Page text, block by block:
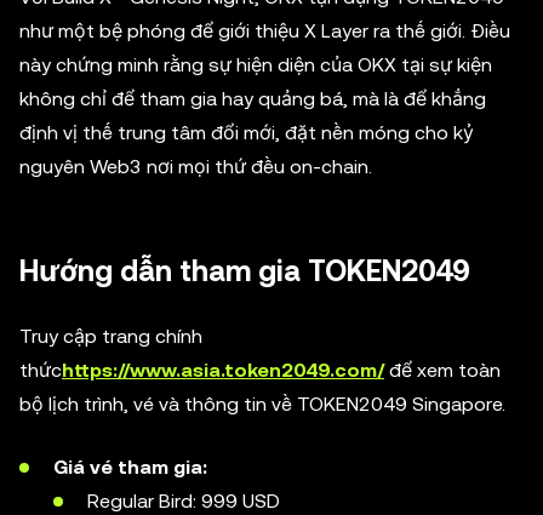
như một bệ phóng để giới thiệu X Layer ra thế giới. Điều
này chứng minh rằng sự hiện diện của OKX tại sự kiện
không chỉ để tham gia hay quảng bá, mà là để khẳng
định vị thế trung tâm đổi mới, đặt nền móng cho kỷ
nguyên Web3 nơi mọi thứ đều on-chain.
Hướng dẫn tham gia TOKEN2049
Truy cập trang chính
thứchttps://www.asia.token2049.com/để xem toàn
bộ lịch trình, vé và thông tin về TOKEN2049 Singapore.
Giá vé tham gia:
Regular Bird: 999 USD